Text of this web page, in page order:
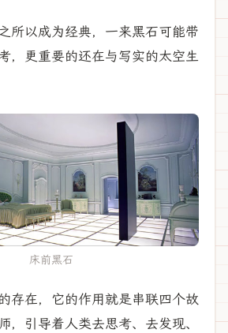
所以成为经典，一来黑石可能带
，更重要的还在与写实的太空生
床前黑石
存在，它的作用就是串联四个故
，引导着人类去思考、去发现、